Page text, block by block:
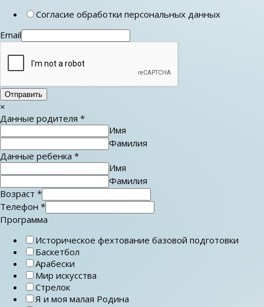
Согласие обработки персональных данных
Email
Отправить
×
Данные родителя *
Имя
Фамилия
Данные ребенка *
Имя
Фамилия
Возраст *
Телефон *
Программа
Историческое фехтование базовой подготовки
Баскетбол
Арабески
Мир искусства
Стрелок
Я и моя малая Родина